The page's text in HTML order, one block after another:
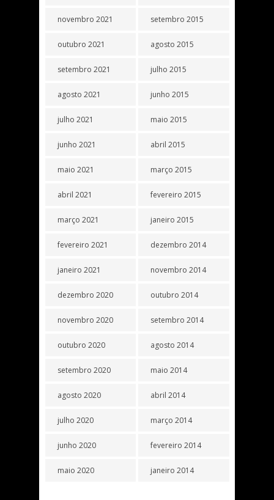
novembro 2021
outubro 2021
setembro 2021
agosto 2021
julho 2021
junho 2021
maio 2021
abril 2021
março 2021
fevereiro 2021
janeiro 2021
dezembro 2020
novembro 2020
outubro 2020
setembro 2020
agosto 2020
julho 2020
junho 2020
maio 2020
setembro 2015
agosto 2015
julho 2015
junho 2015
maio 2015
abril 2015
março 2015
fevereiro 2015
janeiro 2015
dezembro 2014
novembro 2014
outubro 2014
setembro 2014
agosto 2014
maio 2014
abril 2014
março 2014
fevereiro 2014
janeiro 2014